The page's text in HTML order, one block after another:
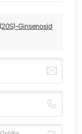
Ginsenosid